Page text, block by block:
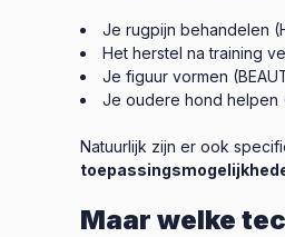
Je rugpijn behandelen
Het herstel na training
Je figuur vormen
Je oudere hond helpen
Natuurlijk zijn er ook
Maar welke